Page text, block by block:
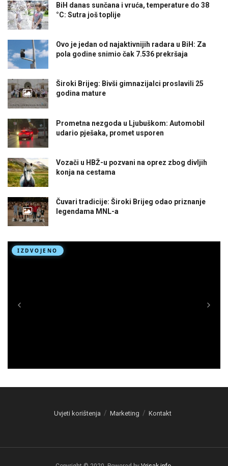
BiH danas sunčana i vruća, temperature do 38
°C: Sutra još toplije
Ovo je jedan od najaktivnijih radara u BiH: Za
pola godine snimio čak 7.536 prekršaja
Široki Brijeg: Bivši gimnazijalci proslavili 25
godina mature
Prometna nezgoda u Ljubuškom: Automobil
udario pješaka, promet usporen
Vozači u HBŽ-u pozvani na oprez zbog divljih
konja na cestama
Čuvari tradicije: Široki Brijeg odao priznanje
legendama MNL-a
Uvjeti korištenja Marketing Kontakt